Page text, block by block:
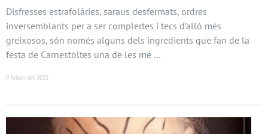
Disfresses estrafolàries, saraus desfermats, ordres
inversemblants per a ser complertes i tecs d’allò més
greixosos, són només alguns dels ingredients que fan de la
festa de Carnestoltes una de les mé …
9 febrer del 2022